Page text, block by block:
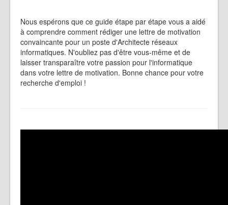
Nous espérons que ce guide étape par étape vous a aidé
à comprendre comment rédiger une lettre de motivation
convaincante pour un poste d'Architecte réseaux
informatiques. N'oubliez pas d'être vous-même et de
laisser transparaître votre passion pour l'informatique
dans votre lettre de motivation. Bonne chance pour votre
recherche d'emploi !